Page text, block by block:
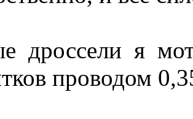
дроссели я
проводом